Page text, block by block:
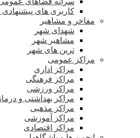
کاربری های
مفاخر و مشاهیر
شهدای شهر
مشاهیر شهر
ترین های شهر
مراکز عمومی
مراکز اداری
مراکز فرهنگی
مراکز ورزشی
مراکز بهداشتی و
مراکز مذهبی
مراکز آموزشی
مراکز اقتصادی